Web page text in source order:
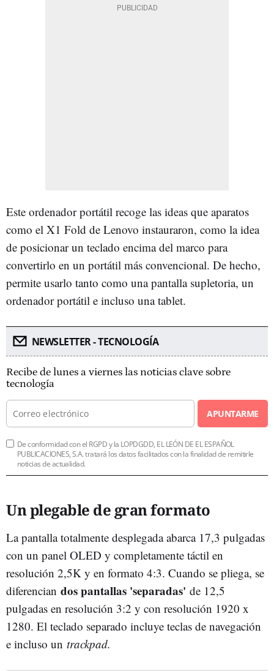
Este ordenador portátil recoge las ideas que aparatos
como el X1 Fold de Lenovo instauraron, como la idea
de posicionar un teclado encima del marco para
convertirlo en un portátil más convencional. De hecho,
permite usarlo tanto como una pantalla supletoria, un
ordenador portátil e incluso una tablet.
NEWSLETTER - TECNOLOGÍA
Recibe de lunes a viernes las noticias clave sobre
tecnología
APUNTARME
De conformidad con el RGPD y la LOPDGDD, EL LEÓN DE EL ESPAÑOL
PUBLICACIONES, S.A. tratará los datos facilitados con la finalidad de remitirle
noticias de actualidad.
Un plegable de gran formato
La pantalla totalmente desplegada abarca 17,3 pulgadas
con un panel OLED y completamente táctil en
resolución 2,5K y en formato 4:3. Cuando se pliega, se
diferencian dos pantallas 'separadas' de 12,5
pulgadas en resolución 3:2 y con resolución 1920 x
1280. El teclado separado incluye teclas de navegación
e incluso un trackpad.